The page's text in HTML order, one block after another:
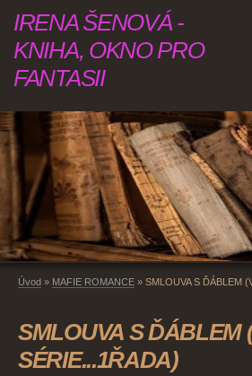
IRENA ŠENOVÁ -
KNIHA, OKNO PRO
FANTASII
Úvod » MAFIE ROMANCE » SMLOUVA S ĎÁBLEM
SMLOUVA S ĎÁBLEM
SÉRIE...1ŘADA)